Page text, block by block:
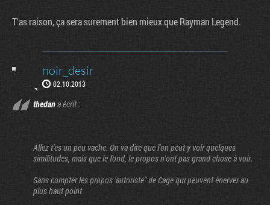
T'as raison, ça sera surement bien mieux que Rayman Legend.
noir_desir
02.10.2013
thedana écrit :
Allez t'es un peu vache. On va dire que l'on peut y voir quelques
similitudes, mais que le fond, le propos n'ont pas grand chose à voir.
Sans compter les propos 'autoriste" de Cage qui peuvent énerver au
plus haut point